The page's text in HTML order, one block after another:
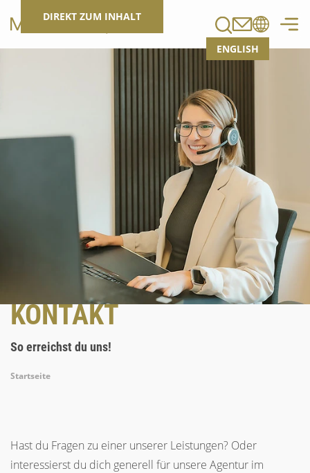
DIREKT ZUM INHALT
ENGLISH
KONTAKT
So erreichst du uns!
Breadcrumb
Startseite
Hast du Fragen zu einer unserer Leistungen? Oder
interessierst du dich generell für unsere Agentur im